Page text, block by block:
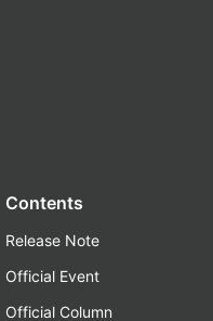
Contents
Release Note
Official Event
Official Column